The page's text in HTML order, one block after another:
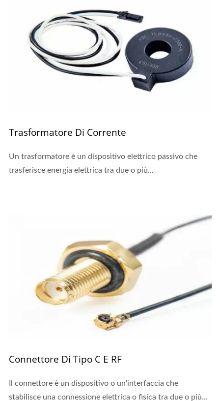
Trasformatore Di Corrente
Un trasformatore è un dispositivo elettrico passivo che
trasferisce energia elettrica tra due o più...
Connettore Di Tipo C E RF
Il connettore è un dispositivo o un'interfaccia che
stabilisce una connessione elettrica o fisica tra due o più...